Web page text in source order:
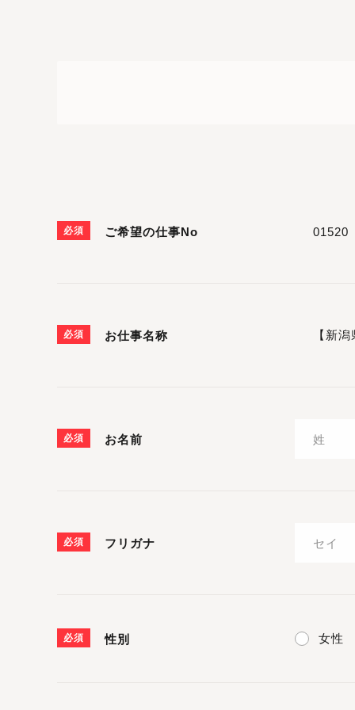
必須 ご希望の仕事No
必須 お仕事名称
必須 お名前
必須 フリガナ
必須 性別 女性